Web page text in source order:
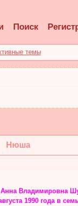
Поиск
темы
Нюша
Владимировна
1990 года в